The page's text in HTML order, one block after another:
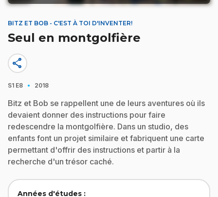
BITZ ET BOB - C'EST À TOI D'INVENTER!
Seul en montgolfière
share
S1 E8 · 2018
Bitz et Bob se rappellent une de leurs aventures où ils
devaient donner des instructions pour faire
redescendre la montgolfière. Dans un studio, des
enfants font un projet similaire et fabriquent une carte
permettant d'offrir des instructions et partir à la
recherche d'un trésor caché.
Années d'études :